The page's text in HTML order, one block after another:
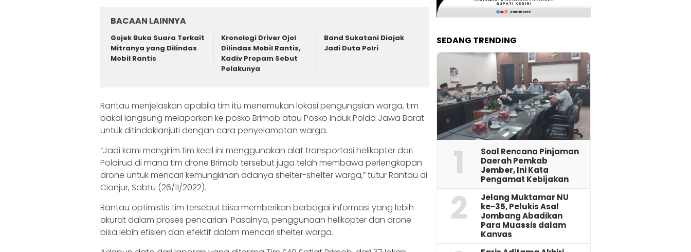
BACAAN LAINNYA
Gojek Buka Suara Terkait
Mitranya yang Dilindas
Mobil Rantis
Kronologi Driver Ojol
Dilindas Mobil Rantis,
Kadiv Propam Sebut
Pelakunya
Band Sukatani Diajak
Jadi Duta Polri
Rantau menjelaskan apabila tim itu menemukan lokasi pengungsian warga, tim
bakal langsung melaporkan ke posko Brimob atau Posko Induk Polda Jawa Barat
untuk ditindaklanjuti dengan cara penyelamatan warga.
“Jadi kami mengirim tim kecil ini menggunakan alat transportasi helikopter dari
Polairud di mana tim drone Brimob tersebut juga telah membawa perlengkapan
drone untuk mencari kemungkinan adanya shelter-shelter warga,” tutur Rantau di
Cianjur, Sabtu (26/11/2022).
Rantau optimistis tim tersebut bisa memberikan berbagai informasi yang lebih
akurat dalam proses pencarian. Pasalnya, penggunaan helikopter dan drone
bisa lebih efisien dan efektif dalam mencari shelter warga.
SEDANG TRENDING
1
‎Soal Rencana Pinjaman
Daerah Pemkab
Jember, Ini Kata
Pengamat Kebijakan ‎
2
Jelang Muktamar NU
ke-35, Pelukis Asal
Jombang Abadikan
Para Muassis dalam
Kanvas